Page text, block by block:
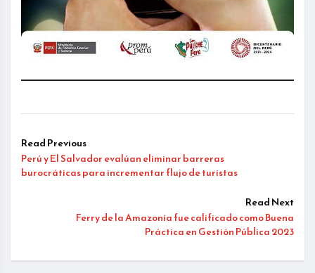
Read Previous
Perú y El Salvador evalúan eliminar barreras
burocráticas para incrementar flujo de turistas
Read Next
Ferry de la Amazonía fue calificado como Buena
Práctica en Gestión Pública 2023